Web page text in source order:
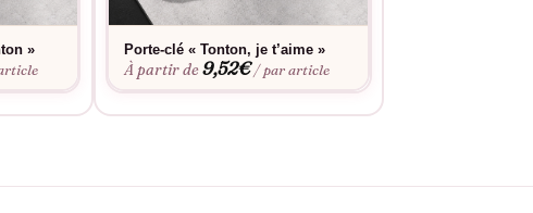
» Porte-clé « Tonton, je t’aime »
À partir de9,52€ / par article